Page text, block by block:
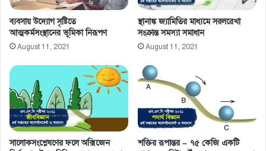
ব্যবসায় উদ্যোগ সৃষ্টিতে
আত্মকর্মসংস্থানের ভূমিকা নিরূপণ
August 11, 2021
স্থানাঙ্ক জ্যামিতির মাধ্যমে সরলরেখা
সংক্রান্ত সমস্যা সমাধান
August 11, 2021
সালােকসংশ্লেষণের ফলে অক্সিজেন
শক্তির রূপান্তর – ৭৫ কেজি একটি